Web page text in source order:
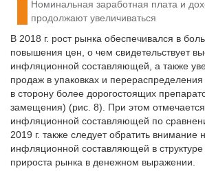
Номинальная заработная плата и
продолжают увеличиваться
В 2018 г. рост рынка обеспечивался в
повышения цен, о чем свидетельствует
инфляционной составляющей, а также
продаж в упаковках и
в сторону более дорогостоящих
замещения) (рис. 8). При этом
инфляционной составляющей по
2019 г. также следует обратить внимание
инфляционной составляющей в структуре
прироста рынка в денежном выражении.